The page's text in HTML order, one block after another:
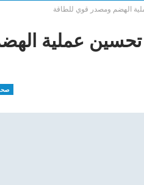
الهضم ومصدر قوي للطاقة
تحسين عملية